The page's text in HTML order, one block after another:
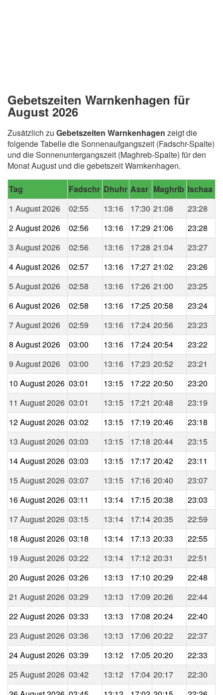
Gebetszeiten Warnkenhagen für
August 2026
Zusätzlich zu Gebetszeiten Warnkenhagen zeigt die
folgende Tabelle die Sonnenaufgangszeit (Fadschr-Spalte)
und die Sonnenuntergangszeit (Maghreb-Spalte) für den
Monat August und die gebetszeit Warnkenhagen.
Tag Fadschr Dhuhr Assr Maghrib Ischaa
1 August 2026
02:55 13:16 17:30 21:08
23:28
2 August 2026
02:56 13:16 17:29 21:06
23:28
3 August 2026
02:56 13:16 17:28 21:04
23:27
4 August 2026
02:57 13:16 17:27 21:02
23:26
5 August 2026
02:58 13:16 17:26 21:00
23:25
6 August 2026
02:58 13:16 17:25 20:58
23:24
7 August 2026
02:59 13:16 17:24 20:56
23:23
8 August 2026
03:00 13:16 17:24 20:54
23:22
9 August 2026
03:00 13:16 17:23 20:52
23:21
10 August 2026 03:01 13:15 17:22 20:50
23:20
11 August 2026 03:01 13:15 17:21 20:48
23:19
12 August 2026 03:02 13:15 17:19 20:46
23:18
13 August 2026 03:03 13:15 17:18 20:44
23:15
14 August 2026 03:03 13:15 17:17 20:42
23:11
15 August 2026 03:07 13:15 17:16 20:40
23:07
16 August 2026 03:11 13:14 17:15 20:38
23:03
17 August 2026 03:15 13:14 17:14 20:35
22:59
18 August 2026 03:18 13:14 17:13 20:33
22:55
19 August 2026 03:22 13:14 17:12 20:31
22:51
20 August 2026 03:26 13:13 17:10 20:29
22:48
21 August 2026 03:29 13:13 17:09 20:26
22:44
22 August 2026 03:33 13:13 17:08 20:24
22:40
23 August 2026 03:36 13:13 17:06 20:22
22:37
24 August 2026 03:39 13:12 17:05 20:20
22:33
25 August 2026 03:42 13:12 17:04 20:17
22:30